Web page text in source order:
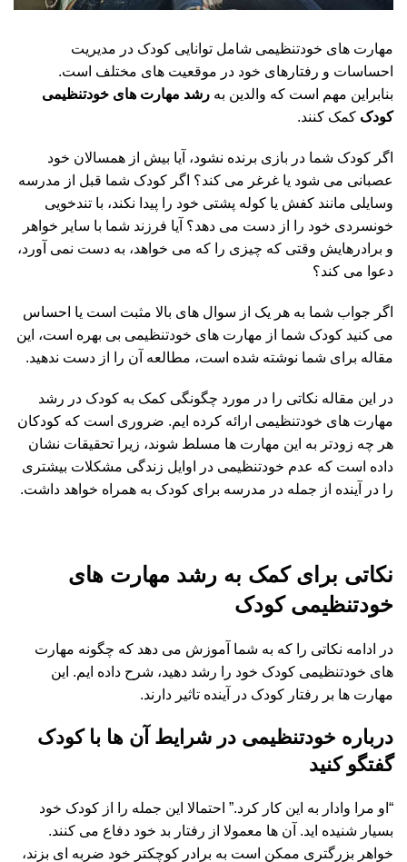
مهارت های خودتنظیمی شامل توانایی کودک در مدیریت
احساسات و رفتارهای خود در موقعیت های مختلف است.
بنابراین مهم است که والدین به رشد مهارت های خودتنظیمی
کودک کمک کنند.
اگر کودک شما در بازی برنده نشود، آیا بیش از همسالان خود
عصبانی می شود یا غرغر می کند؟ اگر کودک شما قبل از مدرسه
وسایلی مانند کفش یا کوله پشتی خود را پیدا نکند، با تندخویی
خونسردی خود را از دست می دهد؟ آیا فرزند شما با سایر خواهر
و برادرهایش وقتی که چیزی را که می خواهد، به دست نمی آورد،
دعوا می کند؟
اگر جواب شما به هر یک از سوال های بالا مثبت است یا احساس
می کنید کودک شما از مهارت های خودتنظیمی بی بهره است، این
مقاله برای شما نوشته شده است، مطالعه آن را از دست ندهید.
در این مقاله نکاتی را در مورد چگونگی کمک به کودک در رشد
مهارت های خودتنظیمی ارائه کرده ایم. ضروری است که کودکان
هر چه زودتر به این مهارت ها مسلط شوند، زیرا تحقیقات نشان
داده است که عدم خودتنظیمی در اوایل زندگی مشکلات بیشتری
را در آینده از جمله در مدرسه برای کودک به همراه خواهد داشت.
نکاتی برای کمک به رشد مهارت های
خودتنظیمی کودک
در ادامه نکاتی را که به شما آموزش می دهد که چگونه مهارت
های خودتنظیمی کودک خود را رشد دهید، شرح داده ایم. این
مهارت ها بر رفتار کودک در آینده تاثیر دارند.
درباره خودتنظیمی در شرایط آن ها با کودک
گفتگو کنید
“او مرا وادار به این کار کرد.” احتمالا این جمله را از کودک خود
بسیار شنیده اید. آن ها معمولا از رفتار بد خود دفاع می کنند.
خواهر بزرگتری ممکن است به برادر کوچکتر خود ضربه ای بزند،